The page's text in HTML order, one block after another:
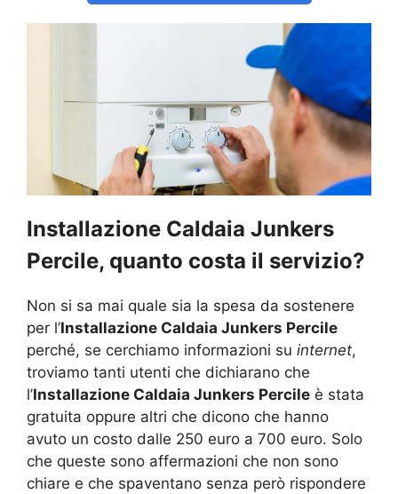
Installazione Caldaia Junkers
Percile, quanto costa il servizio?
Non si sa mai quale sia la spesa da sostenere
per l’Installazione Caldaia Junkers Percile
perché, se cerchiamo informazioni su internet,
troviamo tanti utenti che dichiarano che
l’Installazione Caldaia Junkers Percile è stata
gratuita oppure altri che dicono che hanno
avuto un costo dalle 250 euro a 700 euro. Solo
che queste sono affermazioni che non sono
chiare e che spaventano senza però rispondere